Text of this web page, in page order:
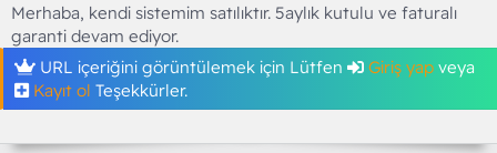
Merhaba, kendi sistemim satılıktır. 5aylık kutulu ve faturalı
garanti devam ediyor.
URL içeriğini görüntülemek için Lütfen
Giriş yap veya
Kayıt ol Teşekkürler.